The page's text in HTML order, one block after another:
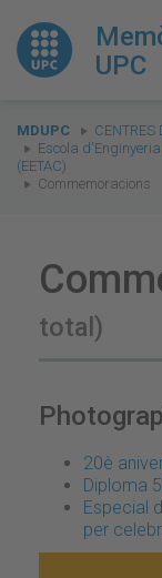
UPC
You
are
here:
MDUPC
CENTRES
Escola
(EETAC)
Commemoracions
total)
20è
Diploma
Especial
per